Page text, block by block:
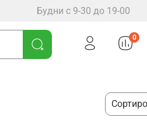
Будни с 9-30 до 19-00
0